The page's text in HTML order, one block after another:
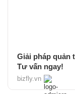
Giải pháp quản
Tư vấn ngay!
bizfly.vn